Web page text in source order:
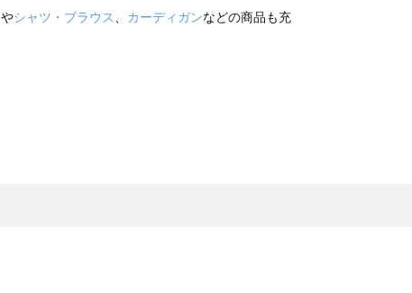
やシャツ・ブラウス カーディガンなどの商品も充